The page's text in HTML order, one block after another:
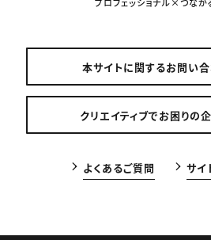
本サイトに関するお問い
クリエイティブでお困りの
よくあるご質問 サイ